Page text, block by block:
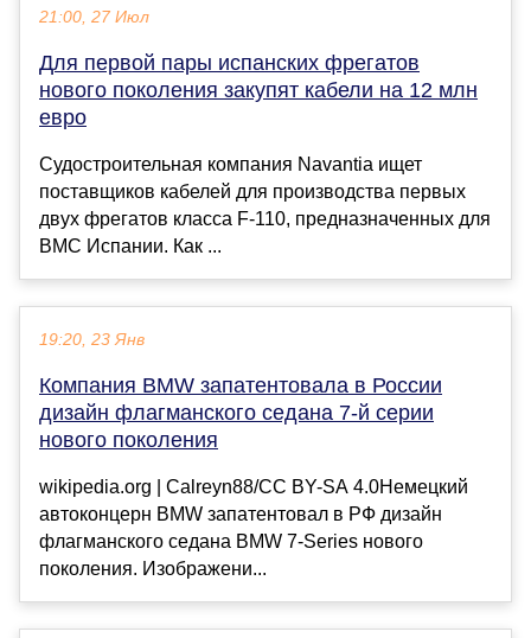
21:00, 27 Июл
Для первой пары испанских фрегатов
нового поколения закупят кабели на 12 млн
евро
Судостроительная компания Navantia ищет
поставщиков кабелей для производства первых
двух фрегатов класса F-110, предназначенных для
ВМС Испании. Как ...
19:20, 23 Янв
Компания BMW запатентовала в России
дизайн флагманского седана 7-й серии
нового поколения
wikipedia.org | Calreyn88/CC BY-SA 4.0Немецкий
автоконцерн BMW запатентовал в РФ дизайн
флагманского седана BMW 7-Series нового
поколения. Изображени...